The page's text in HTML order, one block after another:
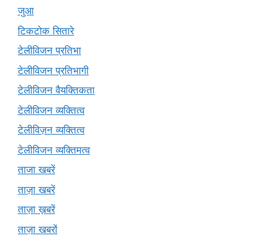
जुआ
टिकटोक सितारे
टेलीविजन प्रतिभा
टेलीविजन प्रतिभागी
टेलीविजन वैयक्तिकता
टेलीविजन व्यक्तित्व
टेलीविज़न व्यक्तित्व
टेलीविजन व्यक्तिमत्व
ताजा खबरें
ताज़ा खबरें
ताज़ा ख़बरें
ताज़ा खबरों